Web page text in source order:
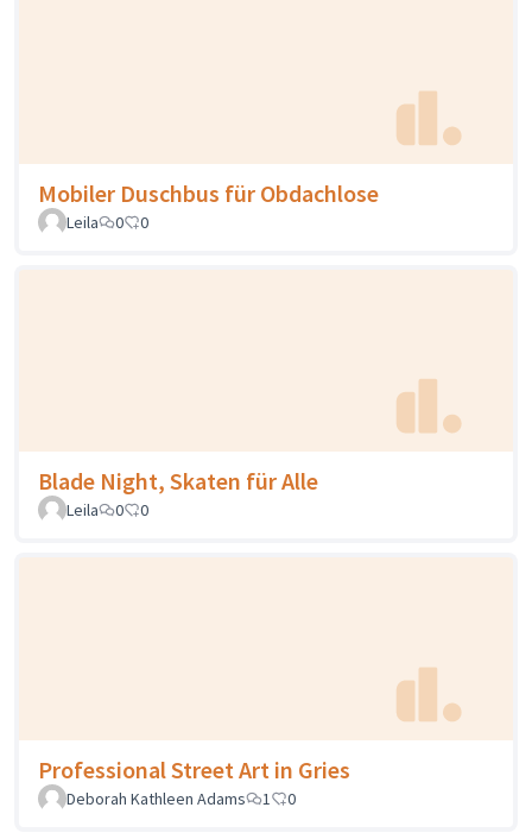
Mobiler Duschbus für Obdachlose
Leila 0 0
Blade Night, Skaten für Alle
Leila 0 0
Professional Street Art in Gries
Deborah Kathleen Adams 1 0